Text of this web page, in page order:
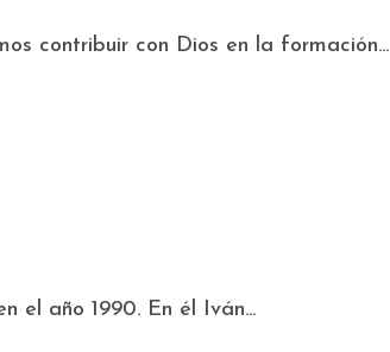
contribuir con Dios en la formación...
el año 1990. En él Iván...